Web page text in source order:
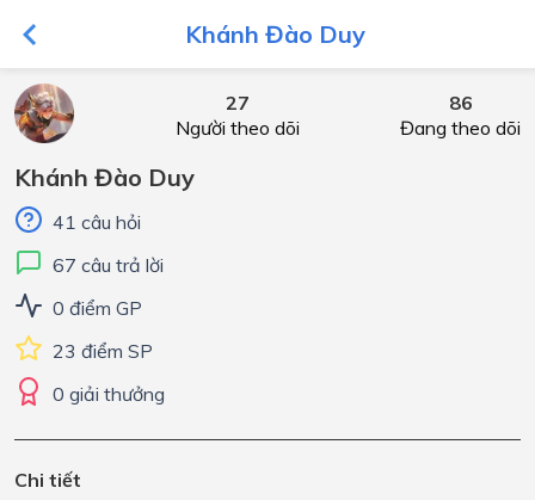
Khánh Đào Duy
27
Người theo dõi
86
Đang theo dõi
Khánh Đào Duy
41 câu hỏi
67 câu trả lời
0 điểm GP
23 điểm SP
0 giải thưởng
Chi tiết